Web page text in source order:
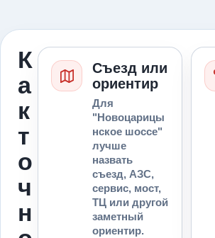
К
а
к
т
о
ч
н
Съезд или
ориентир
Для
"Новоцарицы
нское шоссе"
лучше
назвать
съезд, АЗС,
сервис, мост,
ТЦ или другой
заметный
ориентир.